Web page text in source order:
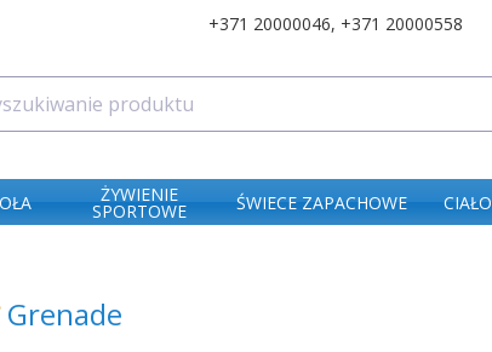
+371 20000046, +371 20000558
ŻYWIENIE
SPORTOWE ŚWIECE ZAPACHOWE
Grenade